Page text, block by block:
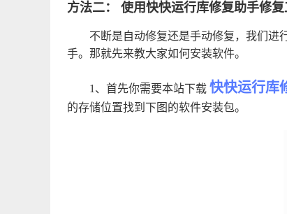
方法二： 使用快快运行库修复助手修复
不断是自动修复还是手动修复，我们进
手。那就先来教大家如何安装软件。
1、首先你需要本站下载 快快运行库
的存储位置找到下图的软件安装包。